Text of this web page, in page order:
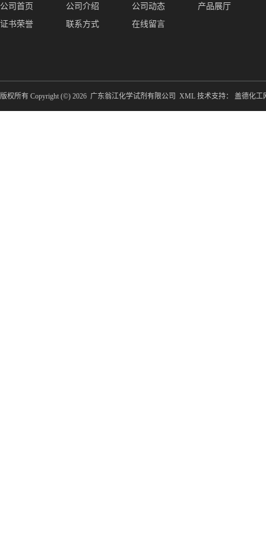
公司首页 公司介绍 公司动态
产品展厅
证书荣誉
联系方式 在线留言
版权所有 Copyright (©) 2026 广东翁江化学试剂有限公司 XML 技术支持： 盖德化工